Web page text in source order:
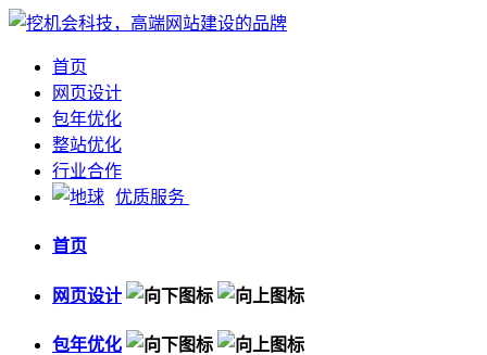
首页
网页设计
包年优化
整站优化
行业合作
优质服务
首页
网页设计
包年优化